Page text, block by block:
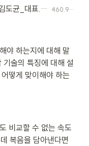
퐁당_미디어_콘퍼런스_2024_-_김도균_대표.pdf 460.9KB
야 하는지에 대해 말
술의 특징에 대해 설
떻게 맞이해야 하는
비교할 수 없는 속도
복음을 담아낸다면